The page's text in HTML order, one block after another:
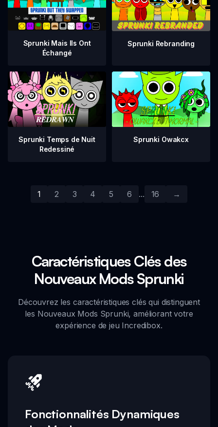
Sprunki Mais Ils Ont
Échangé
Sprunki Rebranding
Sprunki Temps de Nuit
Redessiné
Sprunki Owakcx
1 2 3 4 5 6 ... 16 →
Caractéristiques Clés des
Nouveaux Mods Sprunki
Découvrez les caractéristiques clés qui distinguent
les Nouveaux Mods Sprunki, améliorant votre
expérience de jeu Incredibox.
Fonctionnalités Dynamiques